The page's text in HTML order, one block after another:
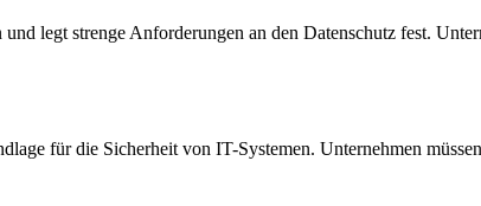
legt strenge Anforderungen an den Datenschutz fest.
für die Sicherheit von IT-Systemen. Unternehmen